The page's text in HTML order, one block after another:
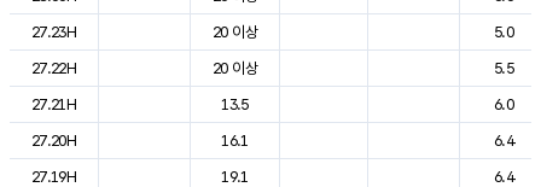
27.23H
20 이상
5.0
27.22H
20 이상
5.5
27.21H
13.5
6.0
27.20H
16.1
6.4
27.19H
19.1
6.4